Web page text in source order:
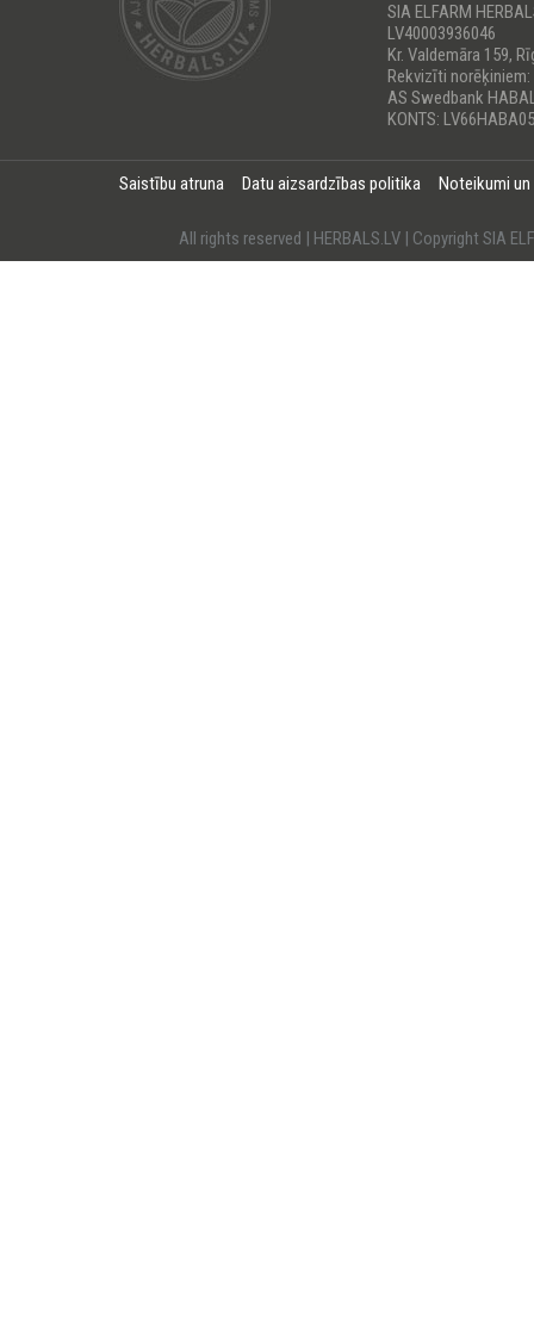
SIA ELFARM
LV40003936046
Kr. Valdemāra 159,
Rekvizīti norēķiniem:
AS Swedbank
KONTS:
Saistību atruna Datu aizsardzības politika Noteikumi
All rights reserved | HERBALS.LV | Copyright SIA